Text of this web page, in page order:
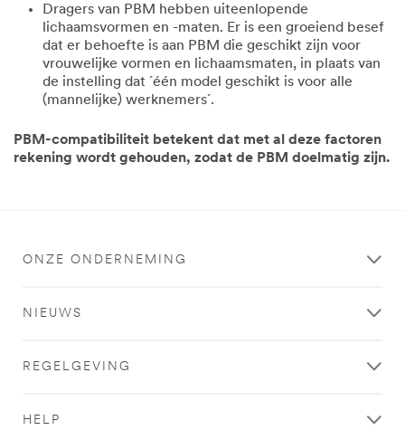
Dragers van PBM hebben uiteenlopende
lichaamsvormen en -maten. Er is een groeiend besef
dat er behoefte is aan PBM die geschikt zijn voor
vrouwelijke vormen en lichaamsmaten, in plaats van
de instelling dat ´één model geschikt is voor alle
(mannelijke) werknemers´.
PBM-compatibiliteit betekent dat met al deze factoren
rekening wordt gehouden, zodat de PBM doelmatig zijn.
ONZE ONDERNEMING
NIEUWS
REGELGEVING
HELP